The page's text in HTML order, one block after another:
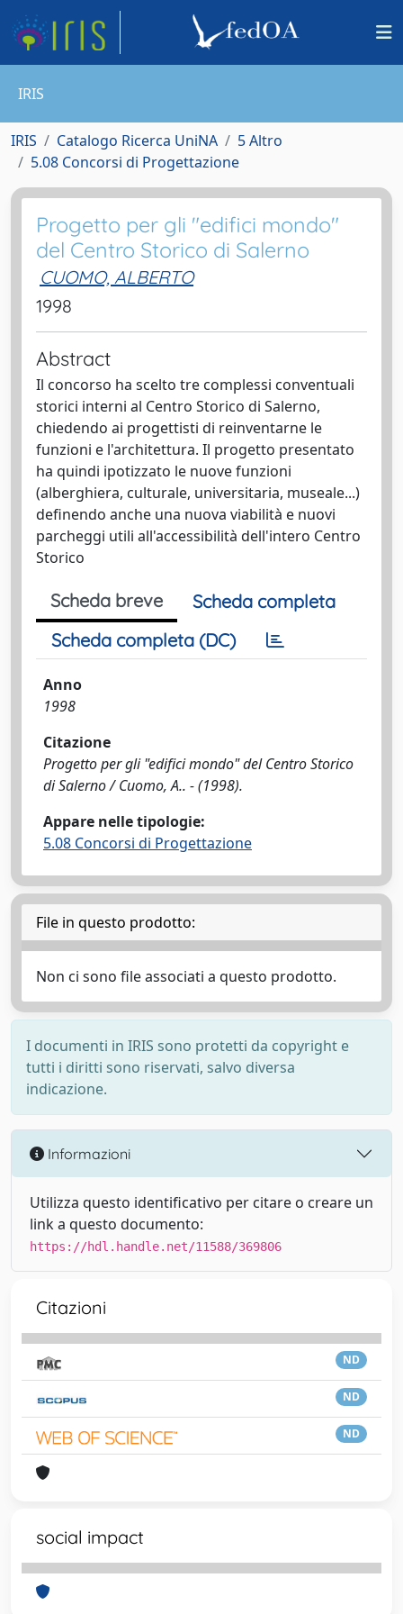
IRIS
IRIS Catalogo Ricerca UniNA
5 Altro
5.08 Concorsi di Progettazione
Progetto per gli "edifici mondo"
del Centro Storico di Salerno
CUOMO, ALBERTO
1998
Abstract
Il concorso ha scelto tre complessi conventuali
storici interni al Centro Storico di Salerno,
chiedendo ai progettisti di reinventarne le
funzioni e l'architettura. Il progetto presentato
ha quindi ipotizzato le nuove funzioni
(alberghiera, culturale, universitaria, museale...)
definendo anche una nuova viabilità e nuovi
parcheggi utili all'accessibilità dell'intero Centro
Storico
Scheda breve
Scheda completa
Scheda completa (DC)
Anno
1998
Citazione
Progetto per gli "edifici mondo" del Centro Storico
di Salerno / Cuomo, A.. - (1998).
Appare nelle tipologie:
5.08 Concorsi di Progettazione
File in questo prodotto:
Non ci sono file associati a questo prodotto.
I documenti in IRIS sono protetti da copyright e
tutti i diritti sono riservati, salvo diversa
indicazione.
Informazioni
Utilizza questo identificativo per citare o creare un
link a questo documento:
https://hdl.handle.net/11588/369806
Citazioni
ND
ND
ND
social impact